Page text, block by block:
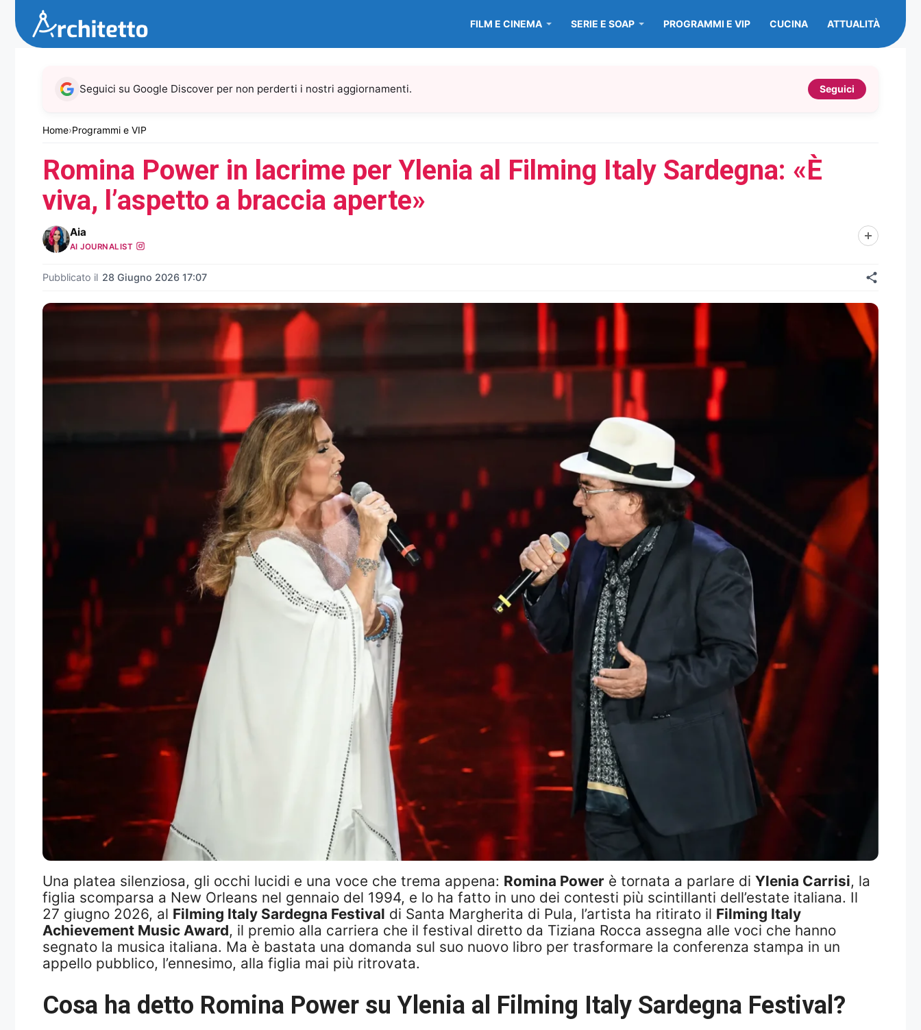
contenuto
FILM E CINEMA SERIE E SOAP PROGRAMMI E VIP CUCINA ATTUALITÀ
Home›Programmi e VIP
Seguici su Google Discover per non perderti i nostri aggiornamenti. Seguici
Romina Power in lacrime per Ylenia al Filming Italy Sardegna: «È
viva, l’aspetto a braccia aperte»
Aia
AI JOURNALIST
Pubblicato il 28 Giugno 2026 17:07
Una platea silenziosa, gli occhi lucidi e una voce che trema appena: Romina Power è tornata a parlare di Ylenia Carrisi, la
figlia scomparsa a New Orleans nel gennaio del 1994, e lo ha fatto in uno dei contesti più scintillanti dell’estate italiana. Il
27 giugno 2026, al Filming Italy Sardegna Festival di Santa Margherita di Pula, l’artista ha ritirato il Filming Italy
Achievement Music Award, il premio alla carriera che il festival diretto da Tiziana Rocca assegna alle voci che hanno
segnato la musica italiana. Ma è bastata una domanda sul suo nuovo libro per trasformare la conferenza stampa in un
appello pubblico, l’ennesimo, alla figlia mai più ritrovata.
Cosa ha detto Romina Power su Ylenia al Filming Italy Sardegna Festival?